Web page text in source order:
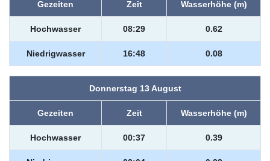
Gezeiten Zeit Wasserhöhe (m)
Hochwasser 08:29 0.62
Niedrigwasser 16:48 0.08
Donnerstag 13 August
Gezeiten Zeit Wasserhöhe (m)
Hochwasser 00:37 0.39